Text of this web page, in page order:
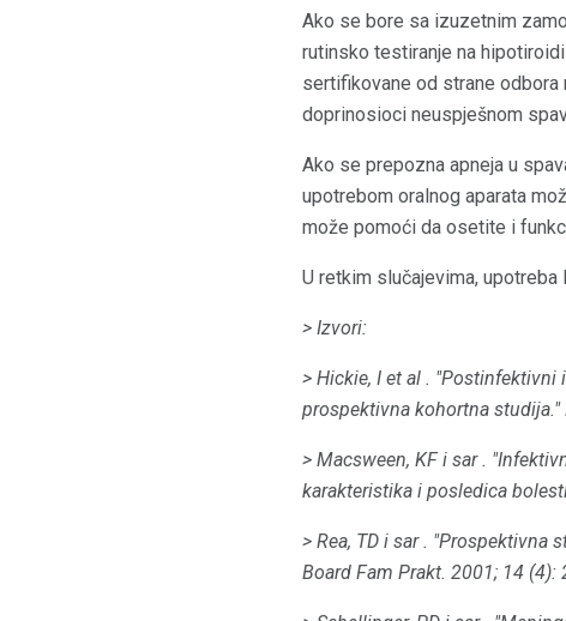
Ako se bore sa izuzetnim
rutinsko testiranje na
sertifikovane od strane
doprinosioci neuspješnom
Ako se prepozna apneja u
upotrebom oralnog aparata
može pomoći da osetite i
U retkim slučajevima,
> Izvori:
> Hickie, I et al . "Postinfektivni
prospektivna kohortna studija."
> Macsween, KFi sar.
karakteristika i posledica
> Rea, TD i sar. "Prospektivna
Board Fam Prakt. 2001; 14 (4):